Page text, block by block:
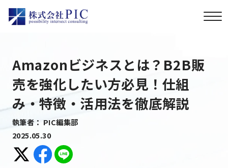
Amazonビジネスとは？B2B販
売を強化したい方必見！仕組
み・特徴・活用法を徹底解説
執筆者： PIC編集部
2025.05.30